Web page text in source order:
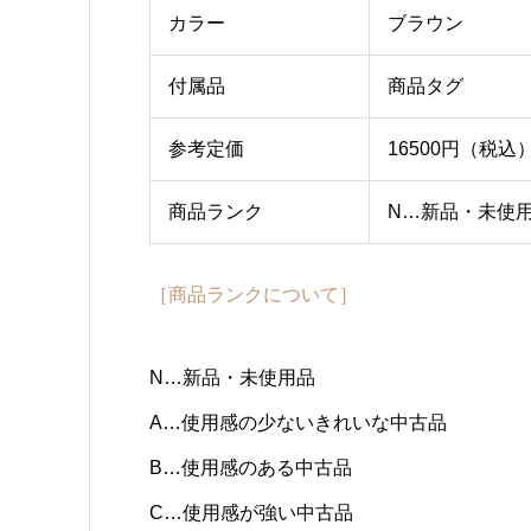
カラー ブラウン
付属品 商品タグ
参考定価 16500円（税込
商品ランク N…新品・未使
［商品ランクについて］
N…新品・未使用品
A…使用感の少ないきれいな中古品
B…使用感のある中古品
C…使用感が強い中古品